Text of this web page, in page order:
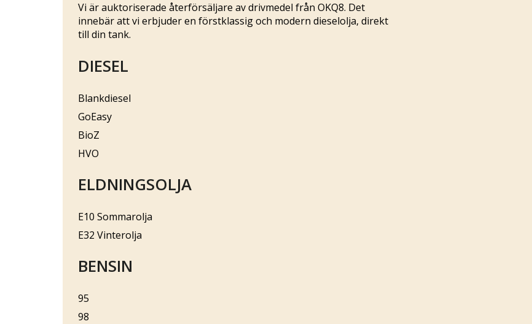
Vi är auktoriserade återförsäljare av drivmedel från OKQ8. Det
innebär att vi erbjuder en förstklassig och modern dieselolja, direkt
till din tank.
DIESEL
Blankdiesel
GoEasy
BioZ
HVO
ELDNINGSOLJA
E10 Sommarolja
E32 Vinterolja
BENSIN
95
98